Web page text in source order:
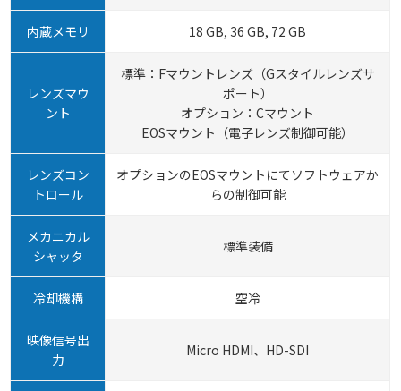
内蔵メモリ 18 GB, 36 GB, 72 GB
レンズマウ
ント
標準：Fマウントレンズ（Gスタイルレンズサ
ポート）
オプション：Cマウント
EOSマウント（電子レンズ制御可能）
レンズコン
トロール
オプションのEOSマウントにてソフトウェアか
らの制御可能
メカニカル
シャッタ
標準装備
冷却機構 空冷
映像信号出
力
Micro HDMI、HD-SDI